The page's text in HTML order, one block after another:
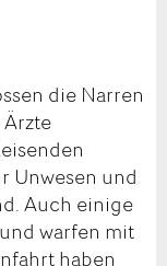
die Narren
Unwesen und
Auch einige
warfen mit
haben